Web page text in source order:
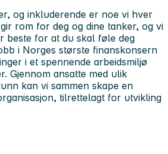
og inkluderende er noe vi hver
rom for deg og dine tanker, og vi
beste for at du skal føle deg
i Norges største finanskonsern
i et spennende arbeidsmiljø
Gjennom ansatte med ulik
kan vi sammen skape en
tilrettelagt for utvikling